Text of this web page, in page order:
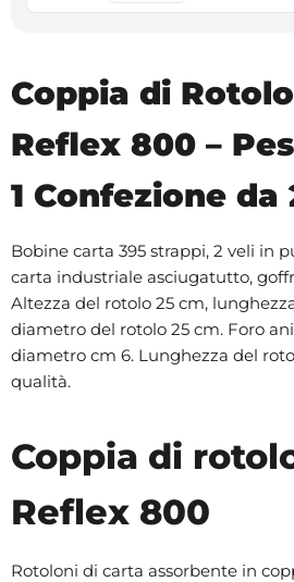
Coppia di
Reflex 800 –
1 Confezione da
Bobine carta 395 strappi, 2 veli in
carta industriale asciugatutto,
Altezza del rotolo 25 cm,
diametro del rotolo 25 cm. Foro
diametro cm 6. Lunghezza del
qualità.
Coppia di
Reflex 800
Rotoloni di carta assorbente in